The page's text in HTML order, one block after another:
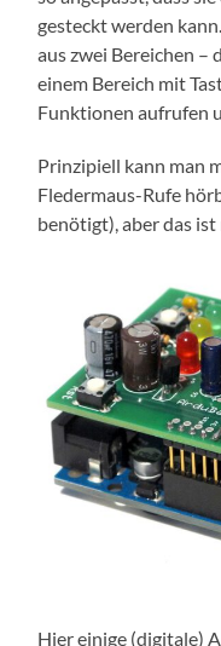
gesteckt werden
aus zwei Bereichen –
einem Bereich mit
Funktionen aufrufen
Prinzipiell kann man
Fledermaus-Rufe
benötigt), aber das
Hier einige (digitale)